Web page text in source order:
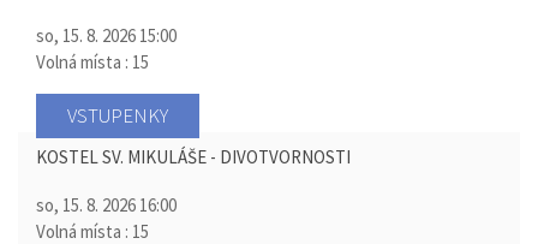
so, 15. 8. 2026 15:00
Volná místa : 15
VSTUPENKY
KOSTEL SV. MIKULÁŠE - DIVOTVORNOSTI
so, 15. 8. 2026 16:00
Volná místa : 15